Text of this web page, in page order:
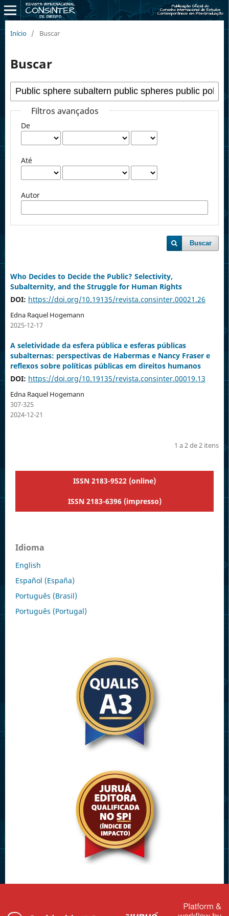
Início / Buscar
Buscar
Filtros avançados
De
Até
Autor
Buscar
Who Decides to Decide the Public? Selectivity,
Subalternity, and the Struggle for Human Rights
DOI: https://doi.org/10.19135/revista.consinter.00021.26
Edna Raquel Hogemann
2025-12-17
A seletividade da esfera pública e esferas públicas
subalternas: perspectivas de Habermas e Nancy Fraser e
reflexos sobre políticas públicas em direitos humanos
DOI: https://doi.org/10.19135/revista.consinter.00019.13
Edna Raquel Hogemann
307-325
2024-12-21
1 a 2 de 2 itens
ISSN 2183-9522 (online)
ISSN 2183-6396 (impresso)
Idioma
English
Español (España)
Português (Brasil)
Português (Portugal)